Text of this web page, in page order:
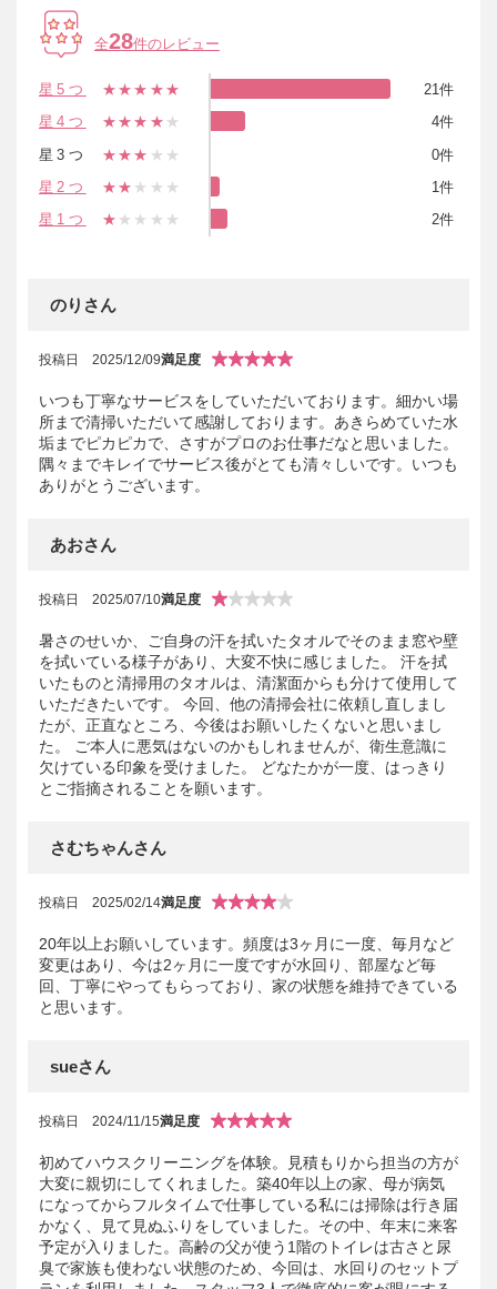
全28件のレビュー
星5つ ★★★★★
21件
星4つ
★★★★ ★
4件
星3つ
★★★ ★★
0件
星2つ
★★ ★★★
1件
星1つ
★ ★★★★ 2件
のりさん
投稿日 2025/12/09満足度
いつも丁寧なサービスをしていただいております。細かい場
所まで清掃いただいて感謝しております。あきらめていた水
垢までピカピカで、さすがプロのお仕事だなと思いました。
隅々までキレイでサービス後がとても清々しいです。いつも
ありがとうございます。
あおさん
投稿日 2025/07/10満足度
暑さのせいか、ご自身の汗を拭いたタオルでそのまま窓や壁
を拭いている様子があり、大変不快に感じました。 汗を拭
いたものと清掃用のタオルは、清潔面からも分けて使用して
いただきたいです。 今回、他の清掃会社に依頼し直しまし
たが、正直なところ、今後はお願いしたくないと思いまし
た。 ご本人に悪気はないのかもしれませんが、衛生意識に
欠けている印象を受けました。 どなたかが一度、はっきり
とご指摘されることを願います。
さむちゃんさん
投稿日 2025/02/14満足度
20年以上お願いしています。頻度は3ヶ月に一度、毎月など
変更はあり、今は2ヶ月に一度ですが水回り、部屋など毎
回、丁寧にやってもらっており、家の状態を維持できている
と思います。
sueさん
投稿日 2024/11/15満足度
初めてハウスクリーニングを体験。見積もりから担当の方が
大変に親切にしてくれました。築40年以上の家、母が病気
になってからフルタイムで仕事している私には掃除は行き届
かなく、見て見ぬふりをしていました。その中、年末に来客
予定が入りました。高齢の父が使う1階のトイレは古さと尿
臭で家族も使わない状態のため、今回は、水回りのセットプ